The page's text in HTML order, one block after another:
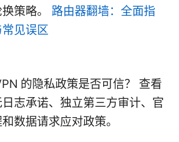
策略。 路由器翻墙：全面指
见误区
的隐私政策是否可信？ 查看
志承诺、独立第三方审计、官
数据请求应对政策。